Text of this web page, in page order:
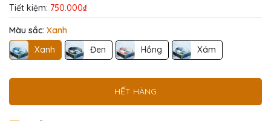
Tiết kiệm: 750.000₫
Màu sắc: Xanh
Xanh
Đen Hồng Xám
HẾT HÀNG